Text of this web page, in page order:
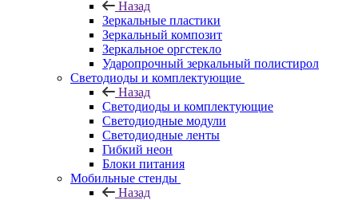
Назад
Зеркальные пластики
Зеркальный композит
Зеркальное оргстекло
Ударопрочный зеркальный полистирол
Светодиоды и комплектующие
Назад
Светодиоды и комплектующие
Светодиодные модули
Светодиодные ленты
Гибкий неон
Блоки питания
Мобильные стенды
Назад